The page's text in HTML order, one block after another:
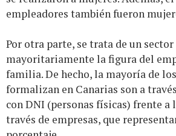
empleadores también fueron
Por otra parte, se trata de un sector
mayoritariamente la figura del
familia. De hecho, la mayoría de
formalizan en Canarias son a
con DNI (personas físicas) frente a
través de empresas, que